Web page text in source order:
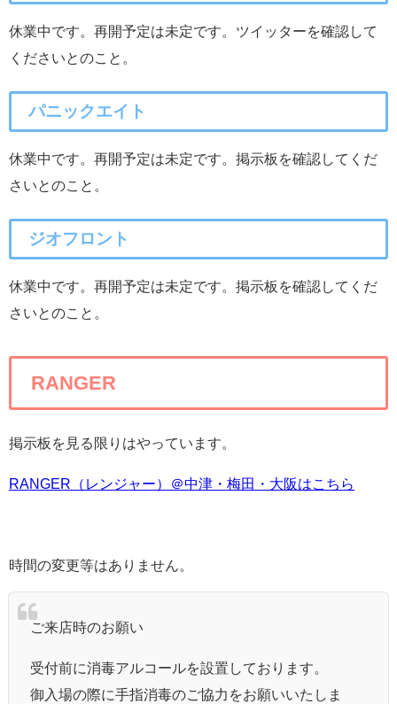
休業中です。再開予定は未定です。ツイッターを確認して
くださいとのこと。
パニックエイト
休業中です。再開予定は未定です。掲示板を確認してくだ
さいとのこと。
ジオフロント
休業中です。再開予定は未定です。掲示板を確認してくだ
さいとのこと。
RANGER
掲示板を見る限りはやっています。
RANGER（レンジャー）＠中津・梅田・大阪はこちら
時間の変更等はありません。
ご来店時のお願い
受付前に消毒アルコールを設置しております。
御入場の際に手指消毒のご協力をお願いいたしま